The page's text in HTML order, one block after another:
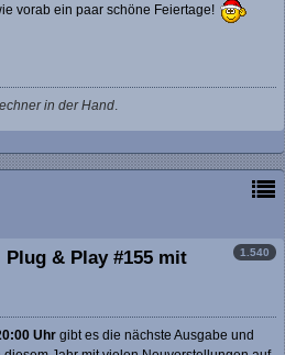
vorab ein paar schöne Feiertage!
in der Hand
1.540
Plug & Play #155 mit
Uhr gibt es die nächste Ausgabe und